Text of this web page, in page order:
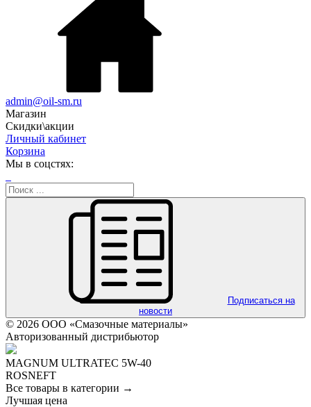
admin@oil-sm.ru
Магазин
Скидки\акции
Личный кабинет
Корзина
Мы в соцстях:
Подписаться на
новости
© 2026 ООО «Смазочные материалы»
Авторизованный дистрибьютор
MAGNUM ULTRATEC 5W-40
ROSNEFT
Все товары в категории →
Лучшая цена